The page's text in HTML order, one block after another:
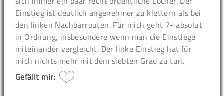
Einstieg ist deutlich angenehmer zu klettern als bei
den linken Nachbarrouten. Für mich geht 7- absolut
in Ordnung, insbesondere wenn man die Einstiege
miteinander vergleicht. Der linke Einstieg hat für
mich nichts mehr mit dem siebten Grad zu tun.
Gefällt mir: